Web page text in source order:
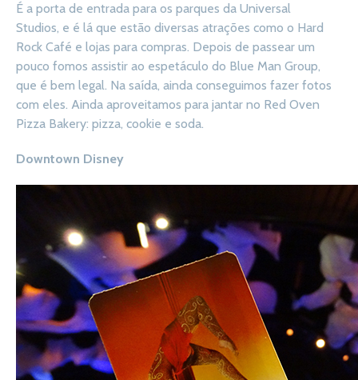
É a porta de entrada para os parques da Universal
Studios, e é lá que estão diversas atrações como o Hard
Rock Café e lojas para compras. Depois de passear um
pouco fomos assistir ao espetáculo do Blue Man Group,
que é bem legal. Na saída, ainda conseguimos fazer fotos
com eles. Ainda aproveitamos para jantar no Red Oven
Pizza Bakery: pizza, cookie e soda.
Downtown Disney